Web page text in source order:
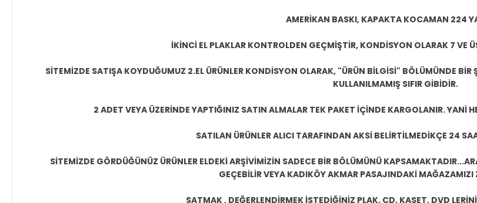
AMERİKAN BASKI, KAPAKTA KOCAMAN 224
İKİNCİ EL PLAKLAR KONTROLDEN GEÇMİŞTİR, KONDİSYON OLARAK 7 VE
SİTEMİZDE SATIŞA KOYDUĞUMUZ 2.EL ÜRÜNLER KONDİSYON OLARAK, "ÜRÜN BİLGİSİ" BÖLÜMÜNDE
KULLANILMAMIŞ SIFIR GİBİDİR.
2 ADET VEYA ÜZERİNDE YAPTIĞINIZ SATIN ALMALAR TEK PAKET İÇİNDE KARGOLANIR. YANİ
SATILAN ÜRÜNLER ALICI TARAFINDAN AKSİ BELİRTİLMEDİKÇE 24
SİTEMİZDE GÖRDÜĞÜNÜZ ÜRÜNLER ELDEKİ ARŞİVİMİZİN SADECE BİR BÖLÜMÜNÜ
GEÇEBİLİR VEYA KADIKÖY AKMAR PASAJINDAKİ MAĞAZAMIZI
SATMAK , DEĞERLENDİRMEK İSTEDİĞİNİZ PLAK, CD, KASET, DVD